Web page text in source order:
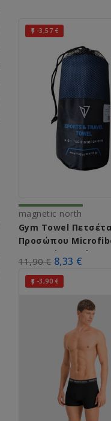
 -3,57 €
magnetic north
Gym Towel Πετσέτα
Προσώπου
Magnetic North
Μπλε 60x90εκ.
11,90 € 8,33 €
 -3,90 €